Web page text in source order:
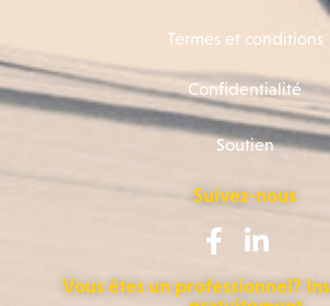
Termes et conditions
Confidentialité
Soutien
Suivez-nous
Vous êtes un professionnel?